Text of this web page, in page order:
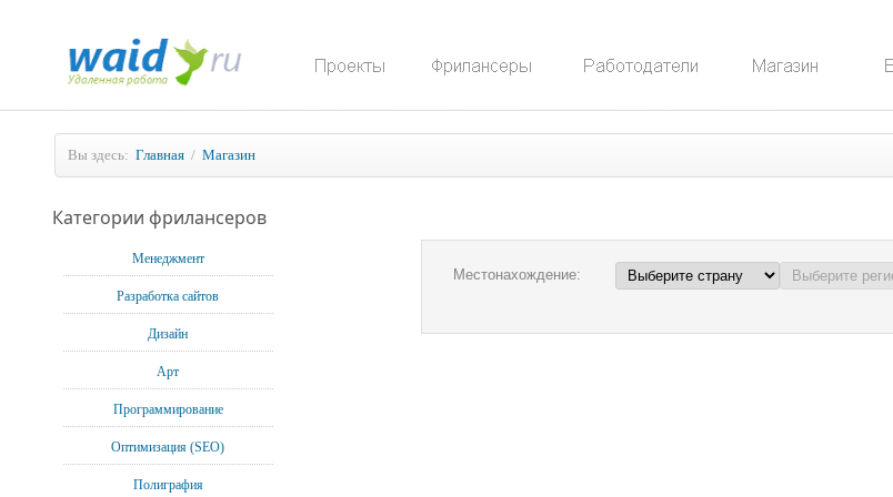
Вы здесь: Главная / Магазин
Категории фрилансеров
Менеджмент
Разработка сайтов
Дизайн
Арт
Программирование
Оптимизация (SEO)
Полиграфия
Местонахождение: